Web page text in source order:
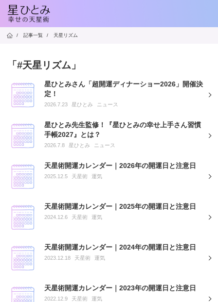
/ 記事一覧 / 天星リズム
「#天星リズム」
星ひとみさん「超開運ディナーショー2026」開催決
定！
2026.7.23 星ひとみ ニュース
星ひとみ先生監修！『星ひとみの幸せ上手さん習慣
手帳2027』とは？
2026.7.8 星ひとみ ニュース
天星術開運カレンダー｜2026年の開運日と注意日
2025.12.5 天星術 運気
天星術開運カレンダー｜2025年の開運日と注意日
2024.12.6 天星術 運気
天星術開運カレンダー｜2024年の開運日と注意日
2023.12.18 天星術 運気
天星術開運カレンダー｜2023年の開運日と注意日
2022.12.9 天星術 運気